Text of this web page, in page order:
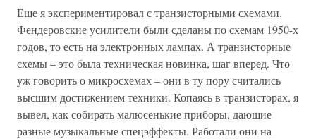
Еще я экспериментировал с транзисторными схемами.
Фендеровские усилители были сделаны по схемам 1950-х
годов, то есть на электронных лампах. А транзисторные
схемы – это была техническая новинка, шаг вперед. Что
уж говорить о микросхемах – они в ту пору считались
высшим достижением техники. Копаясь в транзисторах, я
вывел, как собирать малюсенькие приборы, дающие
разные музыкальные спецэффекты. Работали они на